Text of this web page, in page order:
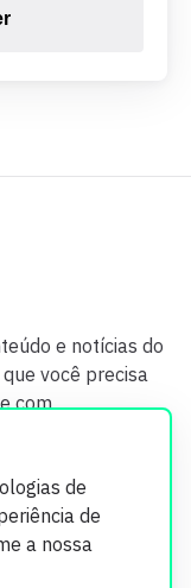
de
de
a nossa
e notícias do
você precisa
com